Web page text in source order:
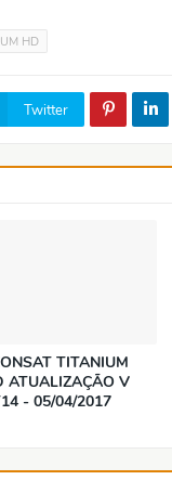
HD
Twitter
TITANIUM
ATUALIZAÇÃO V
- 05/04/2017